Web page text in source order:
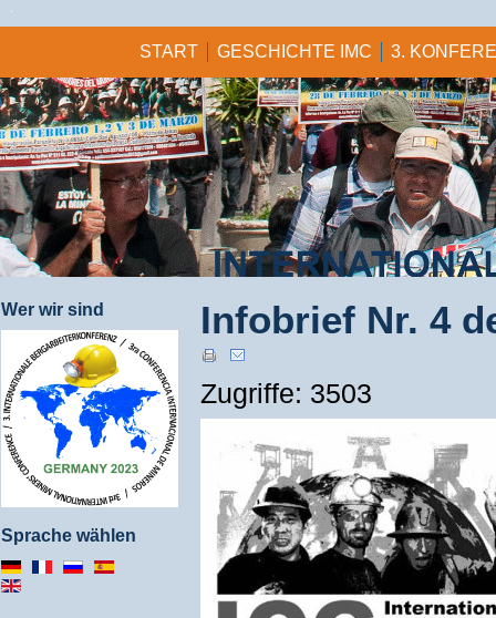
START GESCHICHTE IMC 3.
Wer wir sind
Sprache wählen
Infobrief Nr. 4
Zugriffe: 3503